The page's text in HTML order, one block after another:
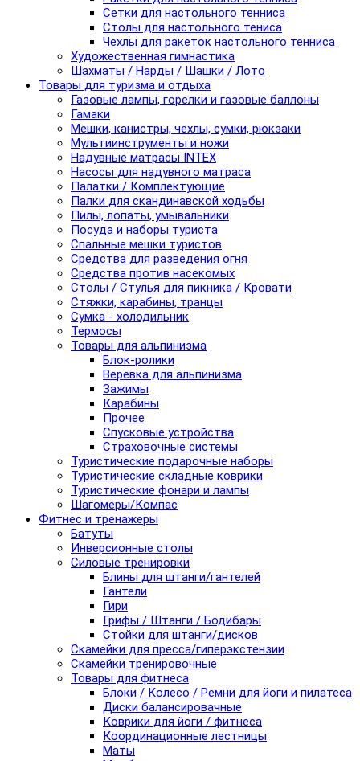
Сетки для настольного тенниса
Столы для настольного тениса
Чехлы для ракеток настольного тенниса
Художественная гимнастика
Шахматы / Нарды / Шашки / Лото
Товары для туризма и отдыха
Газовые лампы, горелки и газовые баллоны
Гамаки
Мешки, канистры, чехлы, сумки, рюкзаки
Мультиинструменты и ножи
Надувные матрасы INTEX
Насосы для надувного матраса
Палатки / Комплектующие
Палки для скандинавской ходьбы
Пилы, лопаты, умывальники
Посуда и наборы туриста
Спальные мешки туристов
Средства для разведения огня
Средства против насекомых
Столы / Стулья для пикника / Кровати
Стяжки, карабины, транцы
Сумка - холодильник
Термосы
Товары для альпинизма
Блок-ролики
Веревка для альпинизма
Зажимы
Карабины
Прочее
Спусковые устройства
Страховочные системы
Туристические подарочные наборы
Туристические складные коврики
Туристические фонари и лампы
Шагомеры/Компас
Фитнес и тренажеры
Батуты
Инверсионные столы
Силовые тренировки
Блины для штанги/гантелей
Гантели
Гири
Грифы / Штанги / Бодибары
Стойки для штанги/дисков
Скамейки для пресса/гиперэкстензии
Скамейки тренировочные
Товары для фитнеса
Блоки / Колесо / Ремни для йоги и пилатеса
Диски балансировачные
Коврики для йоги / фитнеса
Координационные лестницы
Маты